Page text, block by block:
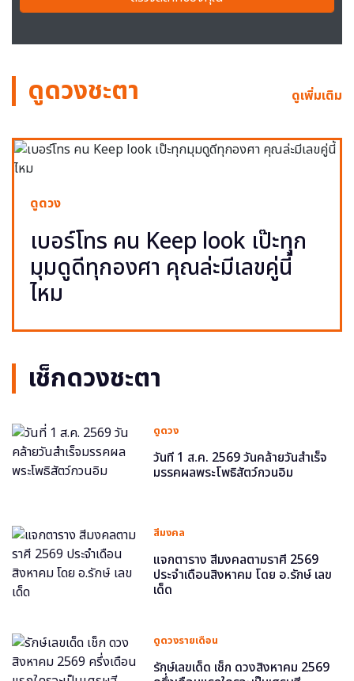
ดูดวงชะตา ดูเพิ่มเติม
ดูดวง
เบอร์โทร คน Keep look เป๊ะทุก
มุมดูดีทุกองศา คุณล่ะมีเลขคู่นี้
ไหม
เช็กดวงชะตา
ดูดวง
วันที่ 1 ส.ค. 2569 วันคล้ายวันสำเร็จ
มรรคผลพระโพธิสัตว์กวนอิม
สีมงคล
แจกตาราง สีมงคลตามราศี 2569
ประจำเดือนสิงหาคม โดย อ.รักษ์ เลข
เด็ด
ดูดวงรายเดือน
รักษ์เลขเด็ด เช็ก ดวงสิงหาคม 2569